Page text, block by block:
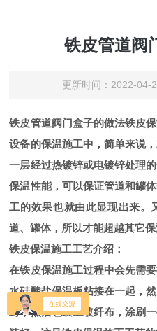
铁皮管道阀
更新时间：2022-
铁皮管道阀门盒子的做法铁皮
设备的保温施工中，简单来说
一层经过热镀锌或电镀锌处理
保温性能，可以保证管道和罐
工的效果也就由此显现出来。
道、罐体，所以才能超越其它
铁皮保温施工工艺介绍：
在铁皮保温施工过程中会先需
水硅酸盐保温板粘接在一起，
封，然后包裹上玻纤布，涂刷